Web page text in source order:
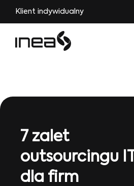
Klient indywidualny
7 zalet
outsourcingu IT
dla firm